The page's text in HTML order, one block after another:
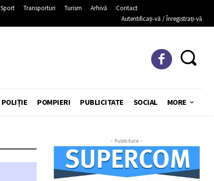
Sport Transporturi Turism Arhivă
Contact
Autentificați-vă / Înregistrați-vă
POLIȚIE POMPIERI PUBLICITATE SOCIAL MORE
- Publicitate -